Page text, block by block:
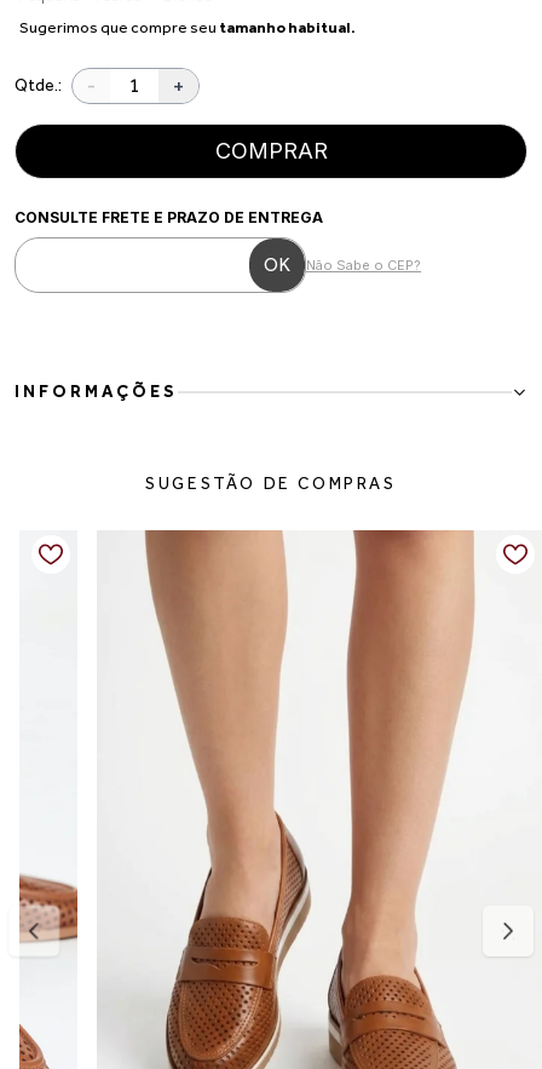
Sugerimos que compre seu tamanho habitual.
Qtde.: - +
COMPRAR
CONSULTE FRETE E PRAZO DE ENTREGA
Não Sabe o CEP?
INFORMAÇÕES
O Mocassim Feminino em Couro Caramelo é a escolha perfeita para
quem busca elegância leve e conforto no dia a dia. Com
moderno e delicado, ideal para compor produções frescas e
versáteis.
Os detalhes trançados e os metais dourados adicionam charme ao
design clássico do mocassim, enquanto o solado baixo proporciona
praticidade e conforto para acompanhar a rotina com estilo.
Um modelo atemporal e fácil de combinar, perfeito para looks
casuais, elegantes ou de trabalho.
Detalhes do produto:
Material externo: Couro
Diferencial: Recorte a laser e detalhe metálico dourado
Solado: Baixo e confortável
Palmilha: Macia e confortável
Acabamento: Detalhes trançados no cabedal
Tabela de medidas:
34 — aproximadamente 22,6 cm
35 — aproximadamente 23,3 cm
36 — aproximadamente 24,0 cm
37 — aproximadamente 24,6 cm
38 — aproximadamente 25,3 cm
SUGESTÃO DE COMPRAS